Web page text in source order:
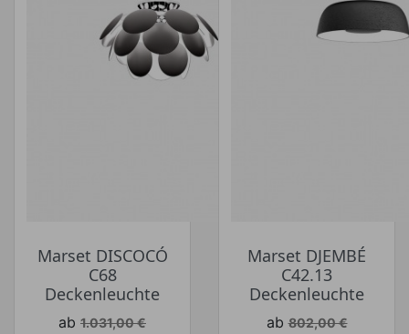
Marset DISCOCÓ
C68
Deckenleuchte
Verkaufspreis
ab 1.031,00 €
Marset DJEMBÉ
C42.13
Deckenleuchte
Verkaufspreis
ab 802,00 €